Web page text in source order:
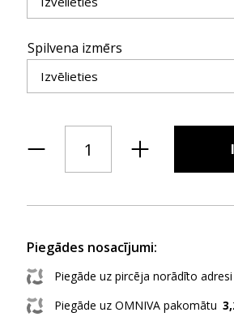
Spilvena izmērs
Piegādes nosacījumi:
Piegāde uz pircēja norādīto
Piegāde uz OMNIVA pakomātu